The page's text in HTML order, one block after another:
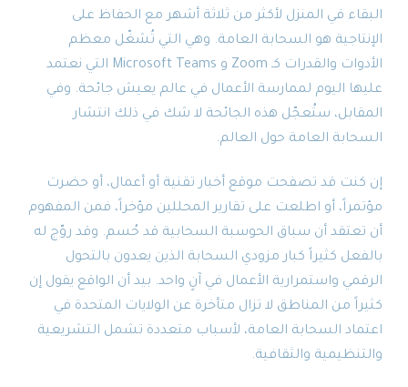
البقاء في المنزل لأكثر من ثلاثة أشهر مع الحفاظ على
الإنتاجية هو السحابة العامة. وهي التي تُشغّل معظم
الأدوات والقدرات كـ Zoom و Microsoft Teams التي نعتمد
عليها اليوم لممارسة الأعمال في عالم يعيش جائحة. وفي
المقابل، ستُعجّل هذه الجائحة لا شك في ذلك انتشار
السحابة العامة حول العالم.
إن كنت قد تصفحت موقع أخبار تقنية أو أعمال، أو حضرت
مؤتمراً، أو اطلعت على تقارير المحللين مؤخراً، فمن المفهوم
أن تعتقد أن سباق الحوسبة السحابية قد حُسم. وقد روّج له
بالفعل كثيراً كبار مزودي السحابة الذين يعدون بالتحول
الرقمي واستمرارية الأعمال في آنٍ واحد. بيد أن الواقع يقول إن
كثيراً من المناطق لا تزال متأخرة عن الولايات المتحدة في
اعتماد السحابة العامة، لأسباب متعددة تشمل التشريعية
والتنظيمية والثقافية.